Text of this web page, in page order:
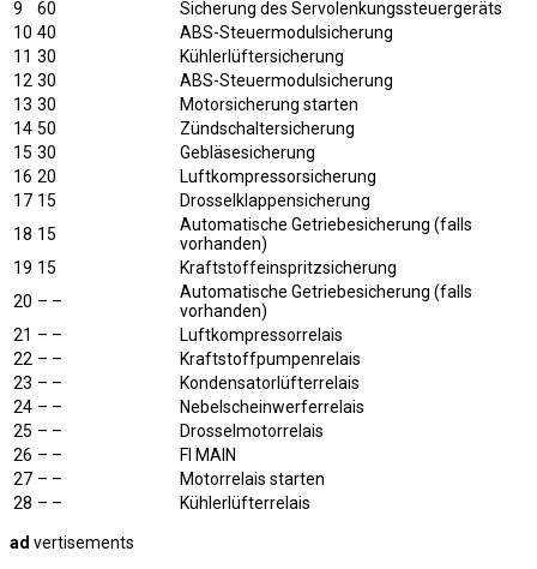
9 60
Sicherung des Servolenkungssteuergeräts
10 40
ABS-Steuermodulsicherung
11 30
Kühlerlüftersicherung
12 30
ABS-Steuermodulsicherung
13 30
Motorsicherung starten
14 50
Zündschaltersicherung
15 30
Gebläsesicherung
16 20
Luftkompressorsicherung
17 15
Drosselklappensicherung
18 15
Automatische Getriebesicherung (falls
vorhanden)
19 15
Kraftstoffeinspritzsicherung
20 – –
Automatische Getriebesicherung (falls
vorhanden)
21 – –
Luftkompressorrelais
22 – –
Kraftstoffpumpenrelais
23 – –
Kondensatorlüfterrelais
24 – –
Nebelscheinwerferrelais
25 – –
Drosselmotorrelais
26 – –
FI MAIN
27 – –
Motorrelais starten
28 – – Kühlerlüfterrelais
ad vertisements